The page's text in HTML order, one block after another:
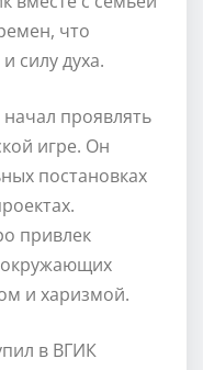
что
силу духа.
проявлять
игре. Он
постановках
привлек
окружающих
и харизмой.
в ВГИК